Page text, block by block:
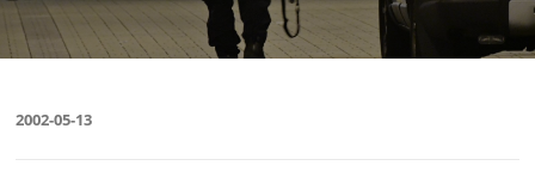
2002-05-13